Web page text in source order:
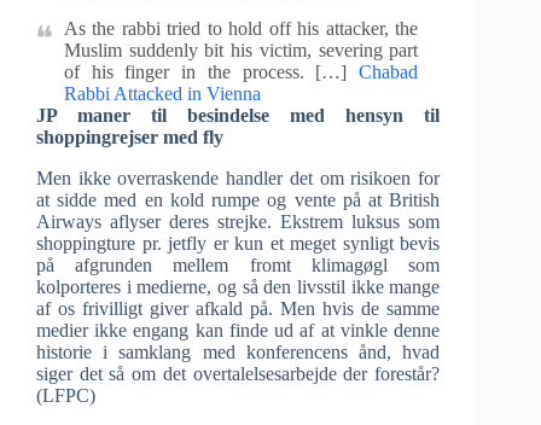
As the rabbi tried to hold off his attacker, the
Muslim suddenly bit his victim, severing part
of his finger in the process. […]Chabad
Rabbi Attacked in Vienna
JP maner til besindelse med hensyn til
shoppingrejser med fly
Men ikke overraskende handler det om risikoen for
at sidde med en kold rumpe og vente på at British
Airways aflyser deres strejke. Ekstrem luksus som
shoppingture pr. jetfly er kun et meget synligt bevis
på afgrunden mellem fromt klimagøgl som
kolporteres i medierne, og så den livsstil ikke mange
af os frivilligt giver afkald på. Men hvis de samme
medier ikke engang kan finde ud af at vinkle denne
historie i samklang med konferencens ånd, hvad
siger det så om det overtalelsesarbejde der forestår?
(LFPC)